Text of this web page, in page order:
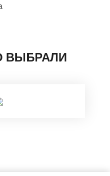
ВЫБРАЛИ